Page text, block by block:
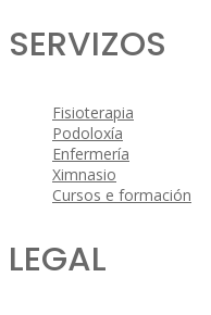
SERVIZOS
Fisioterapia
Podoloxía
Enfermería
Ximnasio
Cursos e formación
LEGAL